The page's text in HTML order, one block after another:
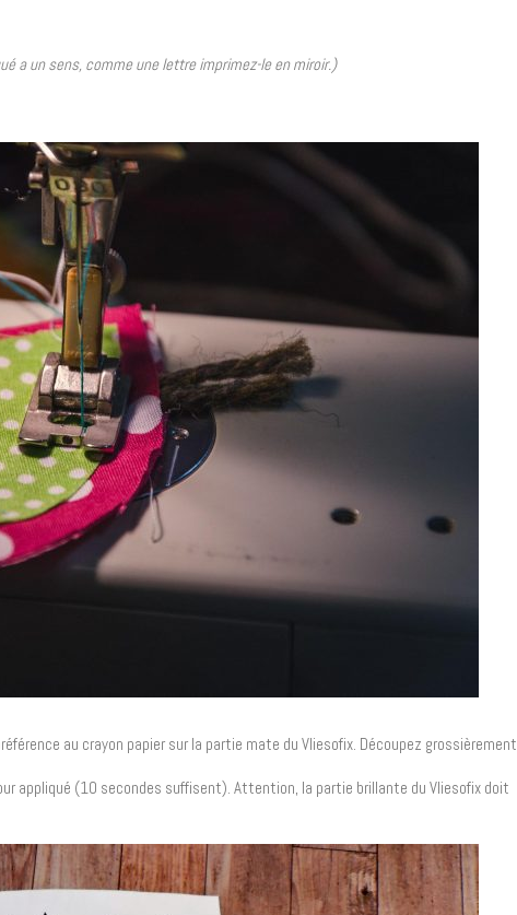
a un sens, comme une lettre imprimez-le en miroir.)
au crayon papier sur la partie mate du Vliesofix. Découpez grossièrement
appliqué (10 secondes suffisent). Attention, la partie brillante du Vliesofix doit